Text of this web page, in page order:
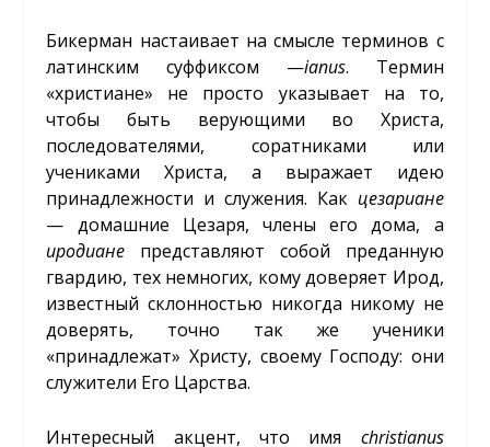
Бикерман настаивает на смысле терминов с
латинским суффиксом —ianus. Термин
«христиане» не просто указывает на то,
чтобы быть верующими во Христа,
последователями, соратниками или
учениками Христа, а выражает идею
принадлежности и служения. Как цезариане
— домашние Цезаря, члены его дома, а
иродиане представляют собой преданную
гвардию, тех немногих, кому доверяет Ирод,
известный склонностью никогда никому не
доверять, точно так же ученики
«принадлежат» Христу, своему Господу: они
служители Его Царства.
Интересный акцент, что имя christianus